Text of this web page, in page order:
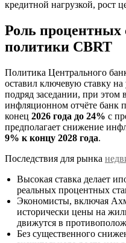
кредитной нагрузкой, рост
Роль процентных
политики CBRT
Политика Центрального
оставил ключевую ставку на
подряд заседании, при этом
инфляционном отчёте банк
конец 2026 года до 24% с
предполагает снижение
9% к концу 2028 года.
Последствия для рынка
Высокая ставка делает
реальных процентных
Экономисты, включая
исторически цены на
движутся в
Без существенного